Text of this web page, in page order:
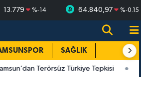
13.779 %-14 64.840,97 %-0.15
SAĞLIK TEKNOLOJİ
Terörsüz Türkiye Tepkisi 18:20